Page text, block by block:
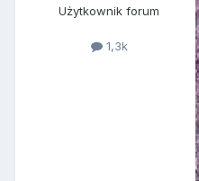
Użytkownik forum
1,3k